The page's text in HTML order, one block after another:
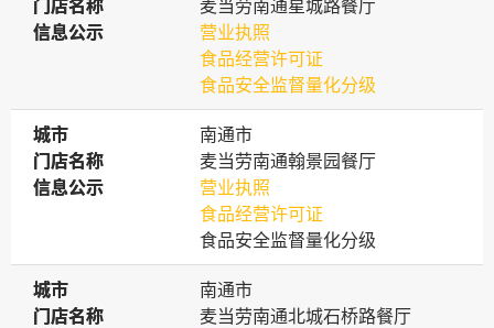
门店名称
门店名称
麦当劳南通星城路餐厅
信息公示
信息公示
营业执照
食品经营许可证
食品安全监督量化分级
城市
城市
南通市
门店名称
门店名称
麦当劳南通翰景园餐厅
信息公示
信息公示
营业执照
食品经营许可证
食品安全监督量化分级
城市
城市
南通市
门店名称
门店名称
麦当劳南通北城石桥路餐厅